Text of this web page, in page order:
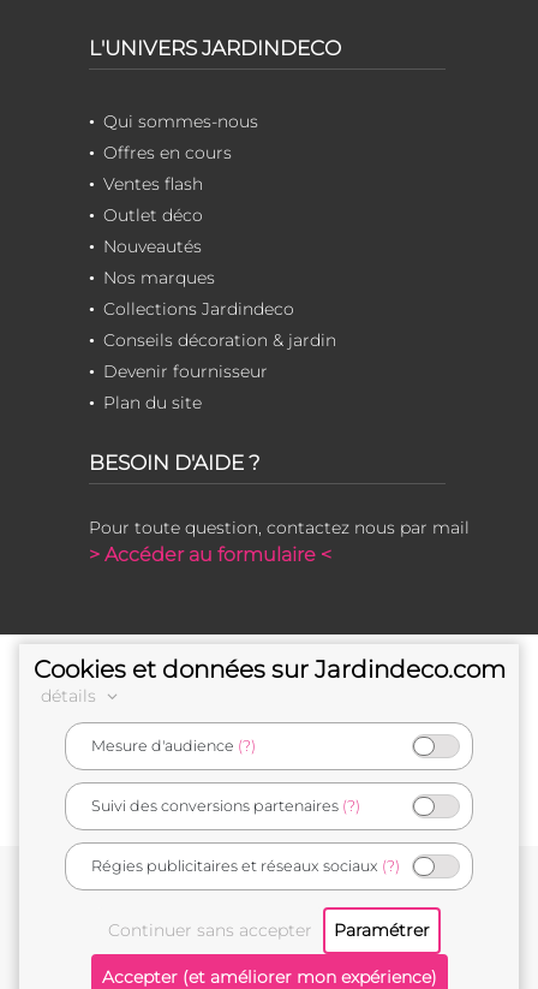
L'UNIVERS JARDINDECO
Qui sommes-nous
Offres en cours
Ventes flash
Outlet déco
Nouveautés
Nos marques
Collections Jardindeco
Conseils décoration & jardin
Devenir fournisseur
Plan du site
BESOIN D'AIDE ?
Pour toute question, contactez nous par mail
> Accéder au formulaire <
e-commerçant français
Cookies et données sur Jardindeco.com
détails
Mesure d'audience (?)
Suivi des conversions partenaires (?)
Régies publicitaires et réseaux sociaux (?)